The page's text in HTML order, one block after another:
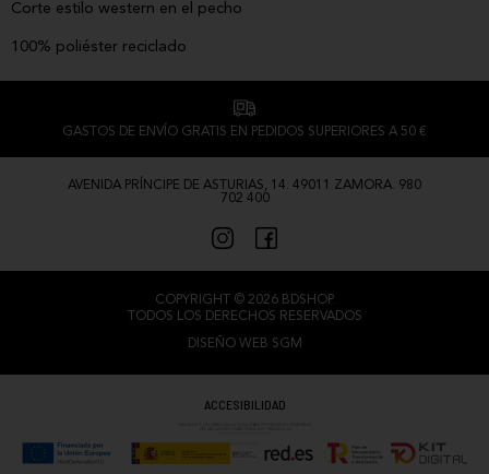
Corte estilo western en el pecho
100% poliéster reciclado
GASTOS DE ENVÍO GRATIS EN PEDIDOS SUPERIORES A 50 €
AVENIDA PRÍNCIPE DE ASTURIAS, 14. 49011 ZAMORA. 980
702 400
COPYRIGHT © 2026 BDSHOP.
TODOS LOS DERECHOS RESERVADOS
DISEÑO WEB SGM
ACCESIBILIDAD